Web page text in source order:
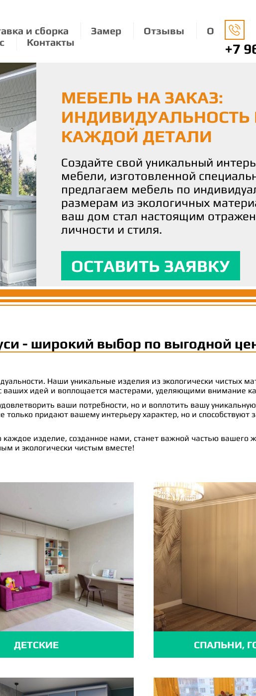
и сборка Замер Отзывы
О
Контакты +7
МЕБЕЛЬ НА ЗАКАЗ:
ИНДИВИДУАЛЬНОСТЬ
КАЖДОЙ ДЕТАЛИ
Создайте свой уникальный
мебели, изготовленной
предлагаем мебель по
размерам из экологичных
ваш дом стал настоящим
личности и стиля.
ОСТАВИТЬ ЗАЯВКУ
ЭКОЛОГИЧНАЯ
О ПРИРОДЕ И ВАШЕМ
Мы бережно относимся к
используя только экологически
материалы для изготовления
Наши изделия не только
уют и стиль, но и помогают
планете.
ОСТАВИТЬ ЗАЯВКУ
МЕБЕЛЬ ПО ВАШЕМУ
РАЗМЕРУ: КОМФОРТ И
УДОВОЛЬСТВИЕ
С нами вы получаете не просто
истинное удовольствие от
Наша команда искусных мастеров
воплотить ваши идеи и желания в
чтобы каждая деталь мебели
вашим ожиданиям и
ОСТАВИТЬ ЗАЯВКУ
- широкий выбор по выгодной
Наши уникальные изделия из экологически чистых
ваших идей и воплощается мастерами, уделяющими внимание
ваши потребности, но и воплотить вашу
придают вашему интерьеру характер, но и способствуют
изделие, созданное нами, станет важной частью вашего
и экологически чистым вместе!
ДЕТСКИЕ СПАЛЬНИ,